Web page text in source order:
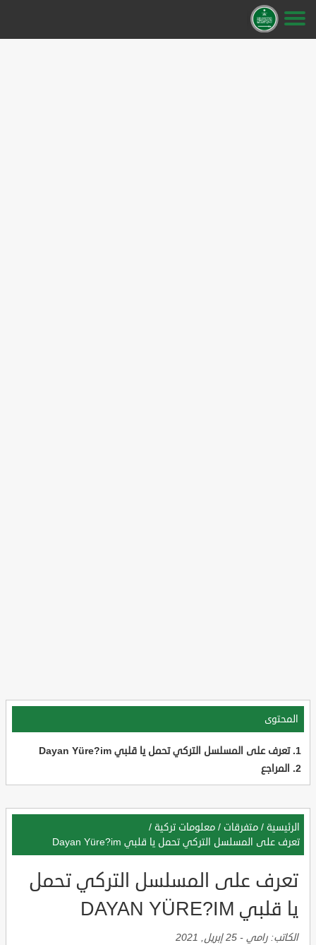
المحتوى
تعرف على المسلسل التركي تحمل يا قلبي Dayan Yüre?im
المراجع
الرئيسية / متفرقات / معلومات تركية /
تعرف على المسلسل التركي تحمل يا قلبي Dayan Yüre?im
تعرف على المسلسل التركي تحمل
يا قلبي DAYAN YÜRE?IM
الكاتب: رامي - 25 إبريل, 2021